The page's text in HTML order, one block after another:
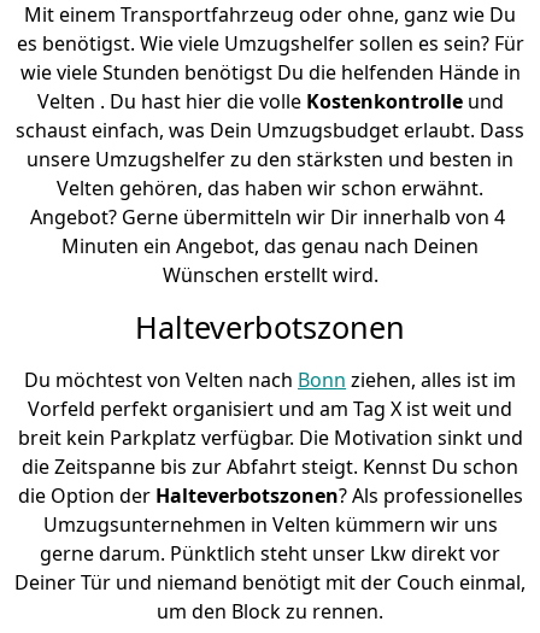
Mit einem Transportfahrzeug oder ohne, ganz wie Du
es benötigst. Wie viele Umzugshelfer sollen es sein? Für
wie viele Stunden benötigst Du die helfenden Hände in
Velten . Du hast hier die volle Kostenkontrolleund
schaust einfach, was Dein Umzugsbudget erlaubt. Dass
unsere Umzugshelfer zu den stärksten und besten in
Velten gehören, das haben wir schon erwähnt.
Angebot? Gerne übermitteln wir Dir innerhalb von 4
Minuten ein Angebot, das genau nach Deinen
Wünschen erstellt wird.
Halteverbotszonen
Du möchtest von Velten nach Bonn ziehen, alles ist im
Vorfeld perfekt organisiert und am Tag X ist weit und
breit kein Parkplatz verfügbar. Die Motivation sinkt und
die Zeitspanne bis zur Abfahrt steigt. Kennst Du schon
die Option der Halteverbotszonen? Als professionelles
Umzugsunternehmen in Velten kümmern wir uns
gerne darum. Pünktlich steht unser Lkw direkt vor
Deiner Tür und niemand benötigt mit der Couch einmal,
um den Block zu rennen.